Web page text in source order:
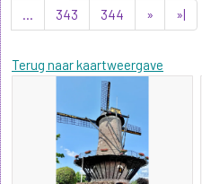
...
343 344 » »|
Terug naar kaartweergave